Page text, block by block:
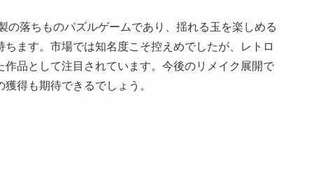
の落ちものパズルゲームであり、揺れる玉を楽しめる
ます。市場では知名度こそ控えめでしたが、レトロ
品として注目されています。今後のリメイク展開で
得も期待できるでしょう。